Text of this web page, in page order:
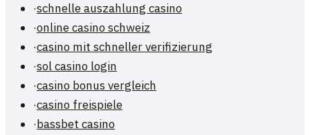
·schnelle auszahlung casino
·online casino schweiz
·casino mit schneller verifizierung
·sol casino login
·casino bonus vergleich
·casino freispiele
·bassbet casino